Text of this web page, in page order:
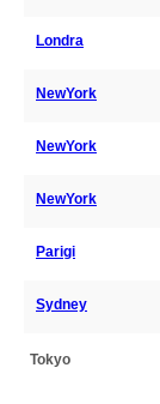
Londra
NewYork
NewYork
NewYork
Parigi
Sydney
Tokyo